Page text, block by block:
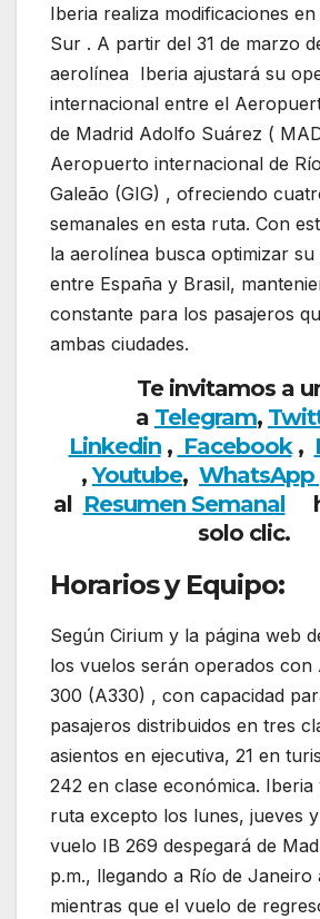
Iberia realiza modificaciones
Sur . A partir del 31 de marzo
aerolínea Iberia ajustará su
internacional entre el
de Madrid Adolfo Suárez (
Aeropuerto internacional de
Galeão (GIG) , ofreciendo
semanales en esta ruta. Con
la aerolínea busca optimizar su
entre España y Brasil,
constante para los pasajeros
ambas ciudades.
Te invitamos a
a Telegram,
Linkedin, Facebook,
,Youtube, WhatsApp
al Resumen Semanal
solo clic.
Horarios y Equipo:
Según Cirium y la página web
los vuelos serán operados con
300 (A330) , con capacidad
pasajeros distribuidos en tres
asientos en ejecutiva, 21 en
242 en clase económica.
ruta excepto los lunes, jueves
vuelo IB 269 despegará de
p.m., llegando a Río de Janeiro
mientras que el vuelo de